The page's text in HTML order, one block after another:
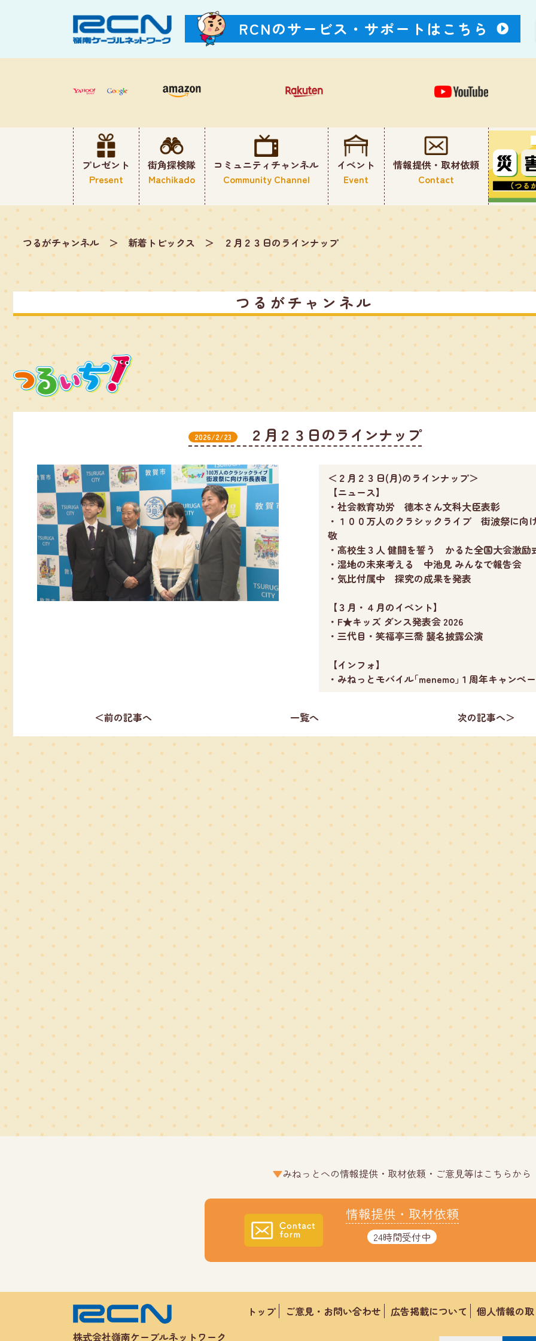
RCNのサービス・ サポートはこちら
プレゼント
Present
街角探検隊
Machikado
コミュニティチャンネル
Community Channel
イベント
Event
情報提供・取材依頼
Contact
つるがチャンネル ＞ 新着トピックス ＞ ２月２３日のラインナップ
つるがチャンネル
2026/2/23 ２月２３日のラインナップ
＜２月２３日(月)のラインナップ＞
【ニュース】
・社会教育功労 德本さん文科大臣表彰
・１００万人のクラシックライブ 街波祭に向
敬
・高校生３人 健闘を誓う かるた全国大会激励
・湿地の未来考える 中池見 みんなで報告会
・気比付属中 探究の成果を発表
【３月・４月のイベント】
・F★キッズ ダンス発表会 2026
・三代目・笑福亭三喬 襲名披露公演
【インフォ】
・みねっとモバイル｢menemo｣１周年キャンペ
＜前の記事へ 一覧へ 次の記事へ＞
みねっとへの情報提供・取材依頼・ご意見等はこちらから
情報提供・取材依頼
24時間受付中
株式会社嶺南ケーブルネットワーク
トップ ご意見・お問い合わせ 広告掲載について 個人情報の